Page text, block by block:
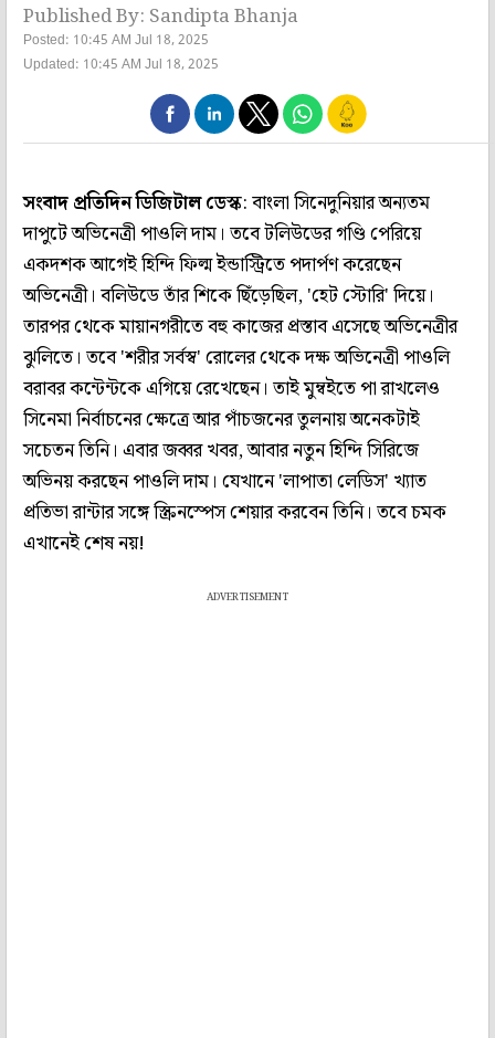
Published By: Sandipta Bhanja
Posted: 10:45 AM Jul 18, 2025
Updated: 10:45 AM Jul 18, 2025
সংবাদ প্রতিদিন ডিজিটাল ডেস্ক: বাংলা সিনেদুনিয়ার অন্যতম
দাপুটে অভিনেত্রী পাওলি দাম। তবে টলিউডের গণ্ডি পেরিয়ে
একদশক আগেই হিন্দি ফিল্ম ইন্ডাস্ট্রিতে পদার্পণ করেছেন
অভিনেত্রী। বলিউডে তাঁর শিকে ছিঁড়েছিল, 'হেট স্টোরি' দিয়ে।
তারপর থেকে মায়ানগরীতে বহু কাজের প্রস্তাব এসেছে অভিনেত্রীর
ঝুলিতে। তবে 'শরীর সর্বস্ব' রোলের থেকে দক্ষ অভিনেত্রী পাওলি
বরাবর কন্টেন্টকে এগিয়ে রেখেছেন। তাই মুম্বইতে পা রাখলেও
সিনেমা নির্বাচনের ক্ষেত্রে আর পাঁচজনের তুলনায় অনেকটাই
সচেতন তিনি। এবার জব্বর খবর, আবার নতুন হিন্দি সিরিজে
অভিনয় করছেন পাওলি দাম। যেখানে 'লাপাতা লেডিস' খ্যাত
প্রতিভা রান্টার সঙ্গে স্ক্রিনস্পেস শেয়ার করবেন তিনি। তবে চমক
এখানেই শেষ নয়!
ADVERTISEMENT